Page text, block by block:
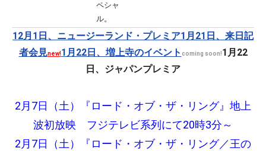
ペシャ
ル。
12月1日、ニュージーランド・プレミア1月21日、来日記
者会見new!1月22日、増上寺のイベント coming soon!1月22
日、ジャパンプレミア
2月7日（土）『ロード・オブ・ザ・リング』地上
波初放映 フジテレビ系列にて20時3分～
2月7日（土）『ロード・オブ・ザ・リング／王の